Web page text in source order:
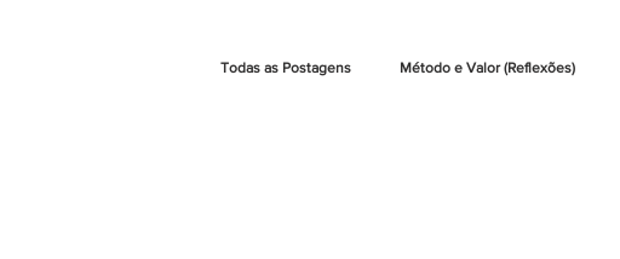
Todas as Postagens Método e Valor (Reflexões)